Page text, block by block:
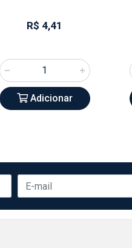
R$ 4,41
Adicionar